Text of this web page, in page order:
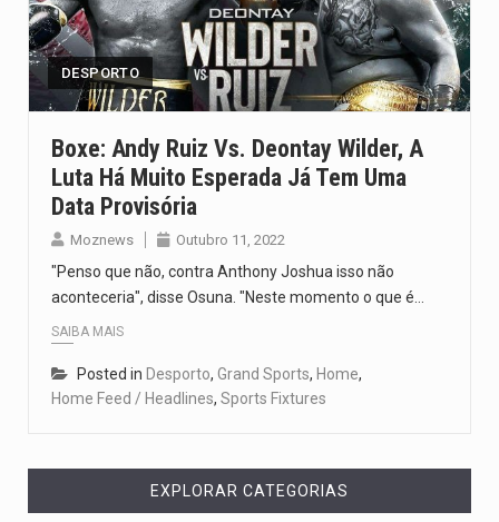
O pagamento marca o desfecho de um dos processos mais…
O programa, cuja implementação está prevista entre abril de 2026…
O Departamento de Estado norte-americano confirmou que cidadãos dos Estados…
DESPORTO
Boxe: Andy Ruiz Vs. Deontay Wilder, A
Luta Há Muito Esperada Já Tem Uma
Data Provisória
Moznews Outubro 11, 2022
"Penso que não, contra Anthony Joshua isso não
aconteceria", disse Osuna. "Neste momento o que é…
SAIBA MAIS
Posted in Desporto, Grand Sports, Home,
Home Feed / Headlines, Sports Fixtures
EXPLORAR CATEGORIAS